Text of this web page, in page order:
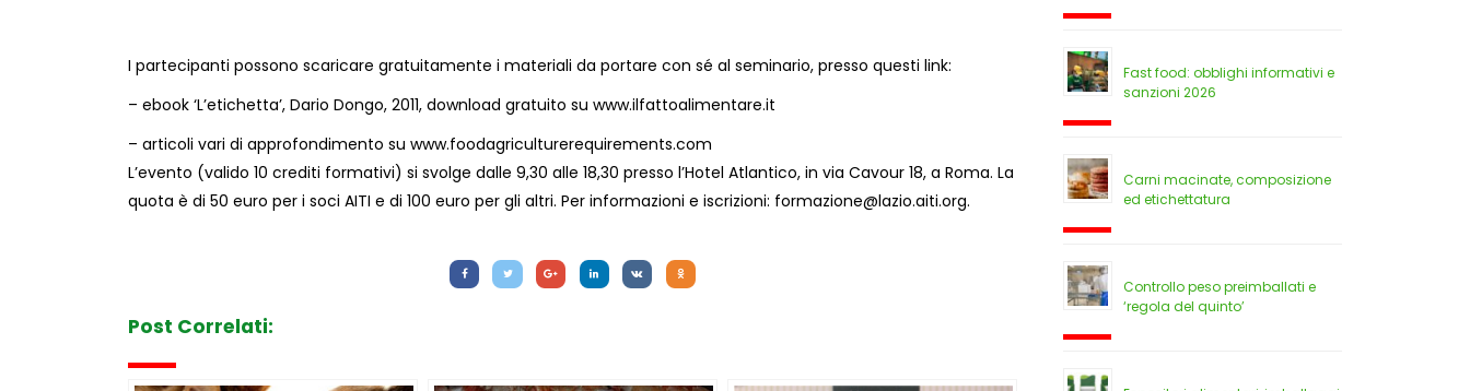
I partecipanti possono scaricare gratuitamente i materiali da portare con sé al seminario, presso questi link:
– ebook ‘L’etichetta’, Dario Dongo, 2011, download gratuito su www.ilfattoalimentare.it
– articoli vari di approfondimento su www.foodagriculturerequirements.com
L’evento (valido 10 crediti formativi) si svolge dalle 9,30 alle 18,30 presso l’Hotel Atlantico, in via Cavour 18, a Roma. La
quota è di 50 euro per i soci AITI e di 100 euro per gli altri. Per informazioni e iscrizioni: formazione@lazio.aiti.org.
Post Correlati:
Fast food: obblighi informativi e
sanzioni 2026
Carni macinate, composizione
ed etichettatura
Controllo peso preimballati e
‘regola del quinto’